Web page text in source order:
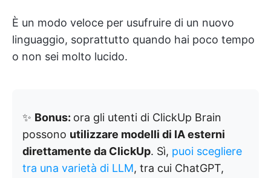
È un modo veloce per usufruire di un nuovo
linguaggio, soprattutto quando hai poco tempo
o non sei molto lucido.
✨ Bonus: ora gli utenti di ClickUp Brain
possono utilizzare modelli di IA esterni
direttamente da ClickUp. Sì, puoi scegliere
tra una varietà di LLM, tra cui ChatGPT,